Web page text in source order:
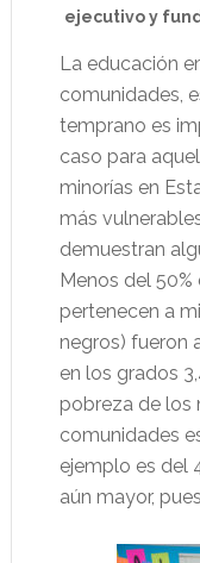
ejecutivo y
La educación
comunidades,
temprano es
caso para
minorías en
más
demuestran
Menos del
pertenecen a
negros) fueron
en los grados
pobreza de los
comunidades
ejemplo es del
aún mayor,